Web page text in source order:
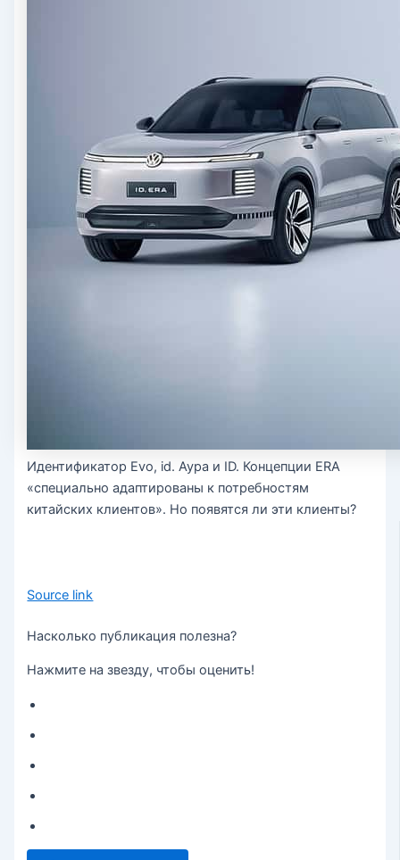
Идентификатор Evo, id. Аура и ID. Концепции ERA
«специально адаптированы к потребностям
китайских клиентов». Но появятся ли эти клиенты?
Source link
Насколько публикация полезна?
Нажмите на звезду, чтобы оценить!